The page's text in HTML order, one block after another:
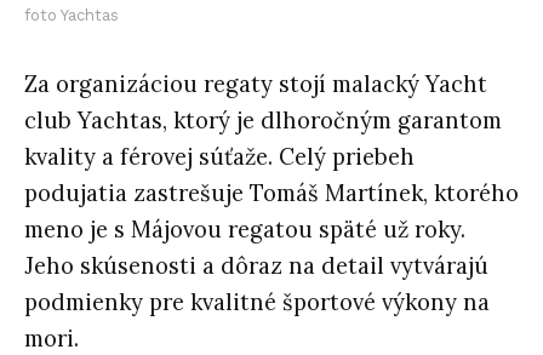
foto Yachtas
Za organizáciou regaty stojí malacký Yacht
club Yachtas, ktorý je dlhoročným garantom
kvality a férovej súťaže. Celý priebeh
podujatia zastrešuje Tomáš Martínek, ktorého
meno je s Májovou regatou späté už roky.
Jeho skúsenosti a dôraz na detail vytvárajú
podmienky pre kvalitné športové výkony na
mori.